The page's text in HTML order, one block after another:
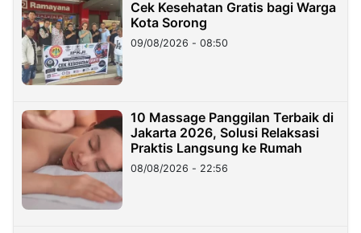
Cek Kesehatan Gratis bagi Warga
Kota Sorong
09/08/2026 - 08:50
10 Massage Panggilan Terbaik di
Jakarta 2026, Solusi Relaksasi
Praktis Langsung ke Rumah
08/08/2026 - 22:56